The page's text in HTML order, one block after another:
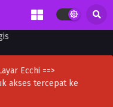
Ecchi ==>
akses tercepat ke